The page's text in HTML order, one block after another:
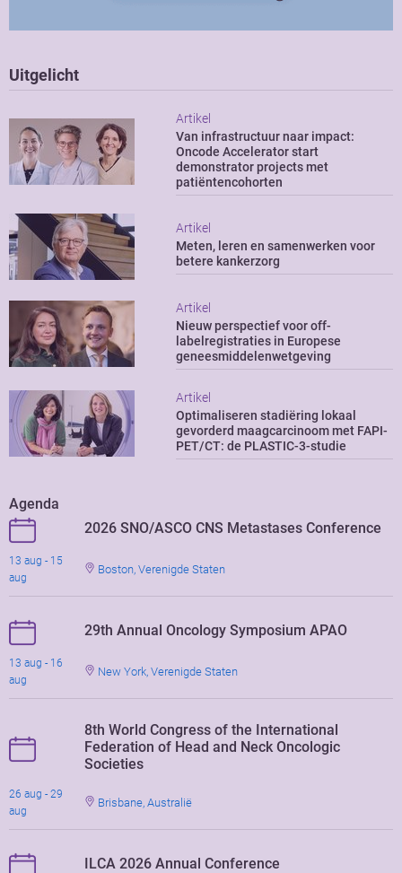
Uitgelicht
Artikel
Van infrastructuur naar impact:
Oncode Accelerator start
demonstrator projects met
patiëntencohorten
Artikel
Meten, leren en samenwerken voor
betere kankerzorg
Artikel
Nieuw perspectief voor off-
labelregistraties in Europese
geneesmiddelenwetgeving
Artikel
Optimaliseren stadiëring lokaal
gevorderd maagcarcinoom met FAPI-
PET/CT: de PLASTIC-3-studie
Agenda
2026 SNO/ASCO CNS Metastases Conference
13 aug - 15
aug
Boston, Verenigde Staten
29th Annual Oncology Symposium APAO
13 aug - 16
aug
New York, Verenigde Staten
8th World Congress of the International
Federation of Head and Neck Oncologic
Societies
26 aug - 29
aug
Brisbane, Australië
ILCA 2026 Annual Conference